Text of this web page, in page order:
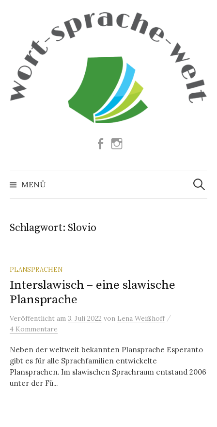
Facebook
MENÜ
Suchen
nach:
Schlagwort: Slovio
PLANSPRACHEN
Interslawisch – eine slawische
Plansprache
Veröffentlicht am 3. Juli 2022 von Lena Weißhoff /
4 Kommentare
Neben der weltweit bekannten Plansprache Esperanto
gibt es für alle Sprachfamilien entwickelte
Plansprachen. Im slawischen Sprachraum entstand 2006
unter der Fü...